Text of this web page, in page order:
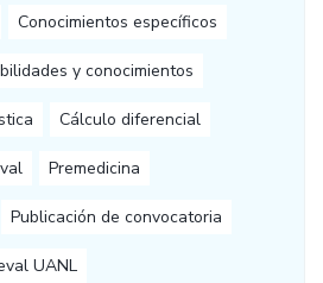
Conocimientos específicos
y conocimientos
Cálculo diferencial
Premedicina
Publicación de convocatoria
UANL